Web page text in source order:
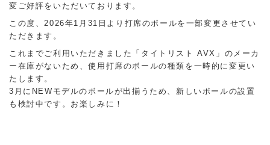
変ご好評をいただいております。
この度、2026年1月31日より打席のボールを一部変更させてい
ただきます。
これまでご利用いただきました「タイトリスト AVX」のメーカ
ー在庫がないため、使用打席のボールの種類を一時的に変更い
たします。
3月にNEWモデルのボールが出揃うため、新しいボールの設置
も検討中です。お楽しみに！